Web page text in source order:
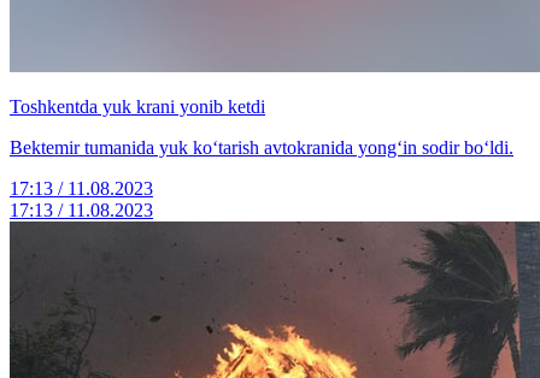
Toshkentda yuk krani yonib ketdi
Bektemir tumanida yuk ko‘tarish avtokranida yong‘in sodir bo‘ldi.
17:13 / 11.08.2023
17:13 / 11.08.2023